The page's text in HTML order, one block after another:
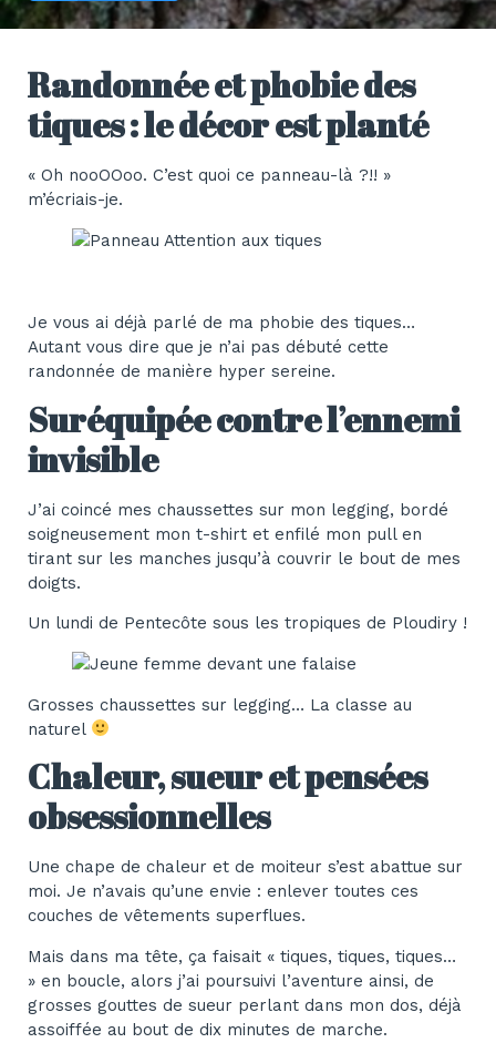
​Randonnée et phobie des
tiques : le décor est planté
« Oh nooOOoo. C’est quoi ce panneau-là ?!! »
m’écriais-je.
Je vous ai déjà parlé de ma phobie des tiques…
Autant vous dire que je n’ai pas débuté cette
randonnée de manière hyper sereine.
Suréquipée contre l’ennemi
invisible
J’ai coincé mes chaussettes sur mon legging, bordé
soigneusement mon t-shirt et enfilé mon pull en
tirant sur les manches jusqu’à couvrir le bout de mes
doigts.
Un lundi de Pentecôte sous les tropiques de Ploudiry !
Grosses chaussettes sur legging… La classe au
naturel
Chaleur, sueur et pensées
obsessionnelles
Une chape de chaleur et de moiteur s’est abattue sur
moi. Je n’avais qu’une envie : enlever toutes ces
couches de vêtements superflues.
Mais dans ma tête, ça faisait « tiques, tiques, tiques…
» en boucle, alors j’ai poursuivi l’aventure ainsi, de
grosses gouttes de sueur perlant dans mon dos, déjà
assoiffée au bout de dix minutes de marche.